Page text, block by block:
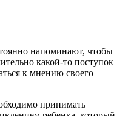
напоминают, чтобы
какой-то поступок
к мнению своего
принимать